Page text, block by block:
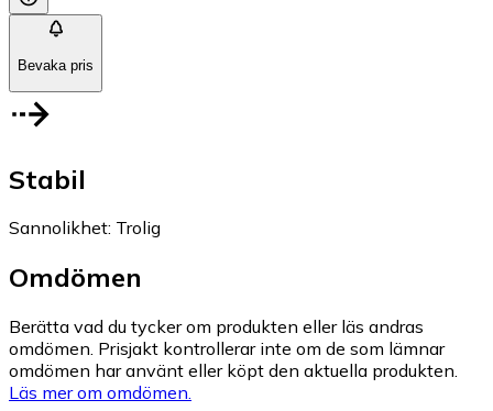
Bevaka pris
Stabil
Sannolikhet: Trolig
Omdömen
Berätta vad du tycker om produkten eller läs andras
omdömen. Prisjakt kontrollerar inte om de som lämnar
omdömen har använt eller köpt den aktuella produkten.
Läs mer om omdömen.